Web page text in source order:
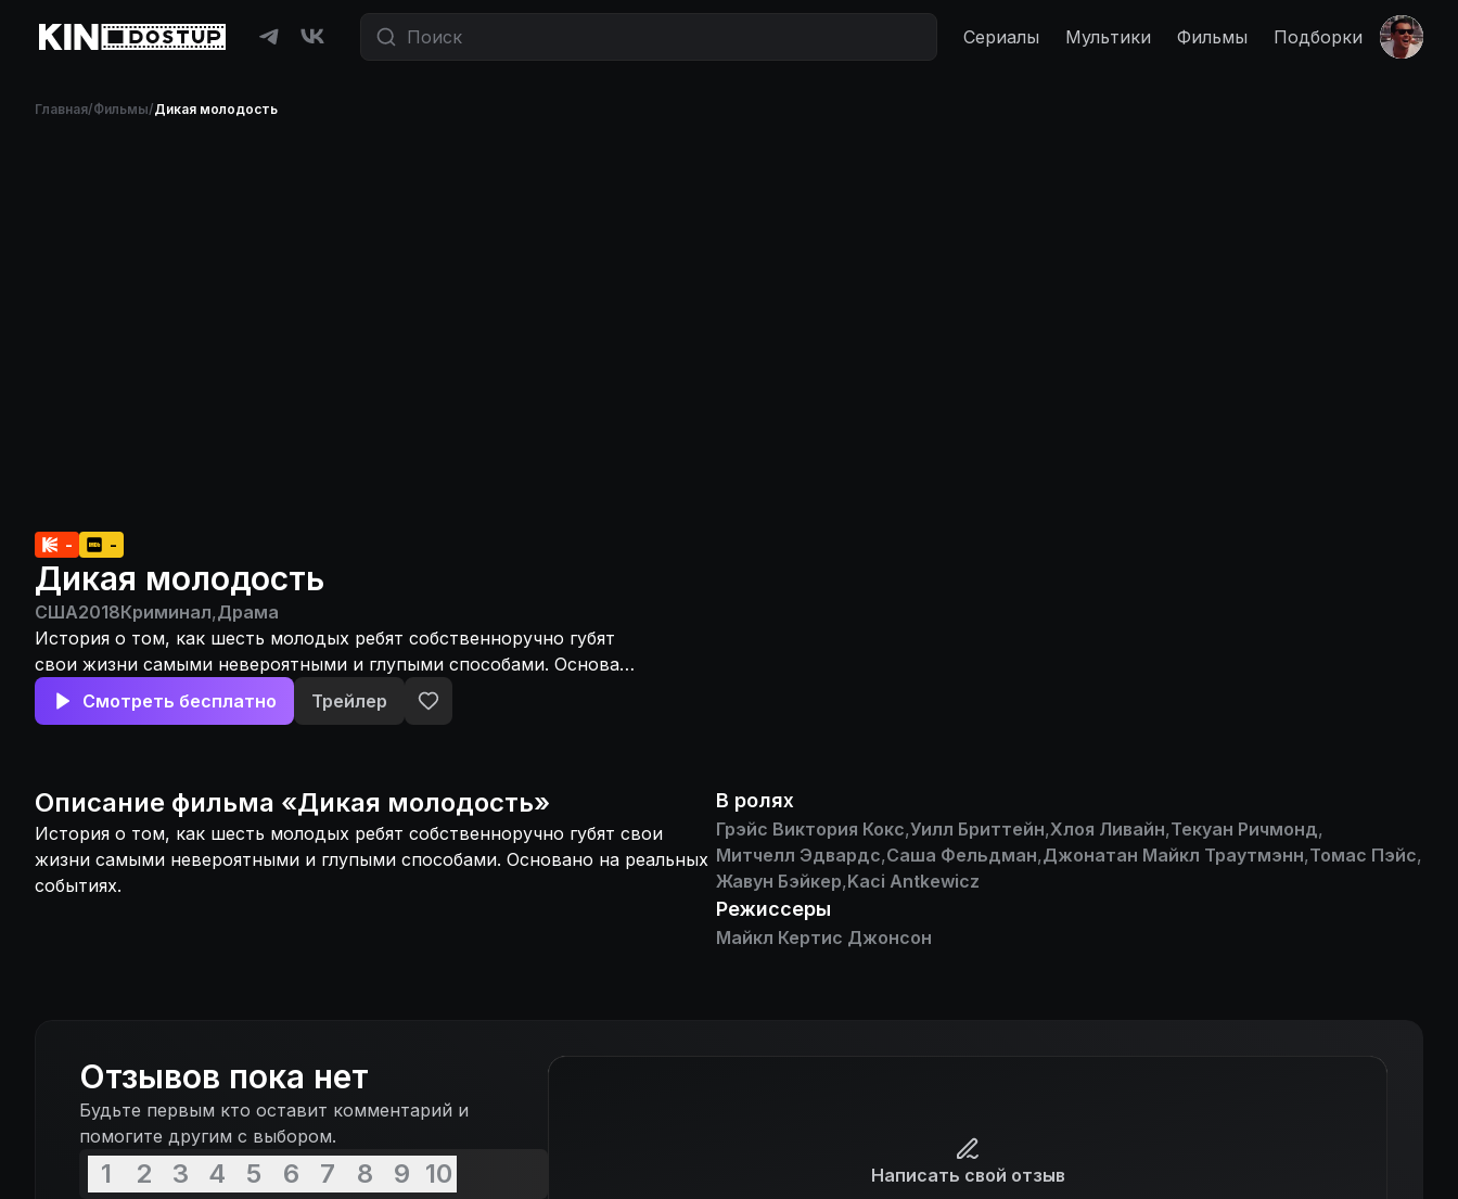
Сериалы Мультики Фильмы Подборки
Главная/Фильмы/Дикая молодость
- -
Дикая молодость
США2018Криминал,Драма
История о том, как шесть молодых ребят собственноручно губят
свои жизни самыми невероятными и глупыми способами. Основано
на реальных событиях.
Смотреть бесплатно Трейлер
Описание фильма «Дикая молодость»
История о том, как шесть молодых ребят собственноручно губят свои
жизни самыми невероятными и глупыми способами. Основано на реальных
событиях.
В ролях
Грэйс Виктория Кокс,Уилл Бриттейн,Хлоя Ливайн,Текуан Ричмонд,
Митчелл Эдвардс,Саша Фельдман,Джонатан Майкл Траутмэнн,Томас Пэйс,
Жавун Бэйкер,Kaci Antkewicz
Режиссеры
Майкл Кертис Джонсон
Отзывов пока нет
Будьте первым кто оставит комментарий и
помогите другим с выбором.
1 2 3 4 5 6 7 8 9 10 Написать свой отзыв